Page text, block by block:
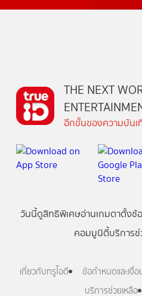
THE NEXT
อีกขั้นของความบันเ
วันนี้ดูสิทธิพิเศษอ่านเกมตาตั้งช้
คอมมูนิตี้บริการช่
เกี่ยวกับทรูไอดี ข้อกำหนดและเงื่อ
บริการช่วยเหลือ